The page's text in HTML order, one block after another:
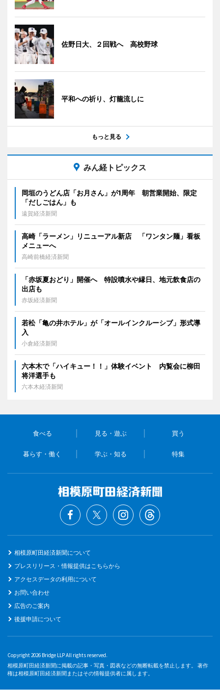
佐野日大、２回戦へ 高校野球
平和への祈り、灯籠流しに
もっと見る
みん経トピックス
岡垣のうどん店「お月さん」が1周年 朝営業開始、限定
「だしごはん」も
遠賀経済新聞
高崎「ラーメン」リニューアル新店 「ワンタン麺」看板
メニューへ
高崎前橋経済新聞
「赤坂夏おどり」開催へ 特設噴水や縁日、地元飲食店の
出店も
赤坂経済新聞
若松「亀の井ホテル」が「オールインクルーシブ」形式導
入
小倉経済新聞
六本木で「ハイキュー！！」体験イベント 内覧会に柳田
将洋選手も
六本木経済新聞
食べる 見る・遊ぶ 買う
暮らす・働く 学ぶ・知る 特集
相模原町田経済新聞について
プレスリリース・情報提供はこちらから
アクセスデータの利用について
お問い合わせ
広告のご案内
後援申請について
Copyright 2026 Bridge LLP All rights reserved.
相模原町田経済新聞に掲載の記事・写真・図表などの無断転載を禁止します。 著作
権は相模原町田経済新聞またはその情報提供者に属します。